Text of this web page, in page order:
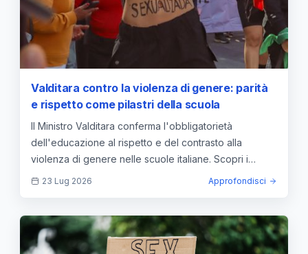
Valditara contro la violenza di genere: parità
e rispetto come pilastri della scuola
Il Ministro Valditara conferma l'obbligatorietà
dell'educazione al rispetto e del contrasto alla
violenza di genere nelle scuole italiane. Scopri i
dettagli.
23 Lug 2026 Approfondisci